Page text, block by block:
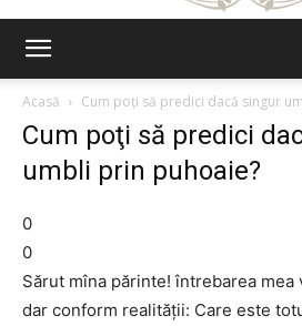
Acasă
Cum poţi să predici dacă singur
Cum poţi să predici
umbli prin puhoaie?
0
0
Sărut mîna părinte! întrebarea mea
dar conform realităţii: Care este